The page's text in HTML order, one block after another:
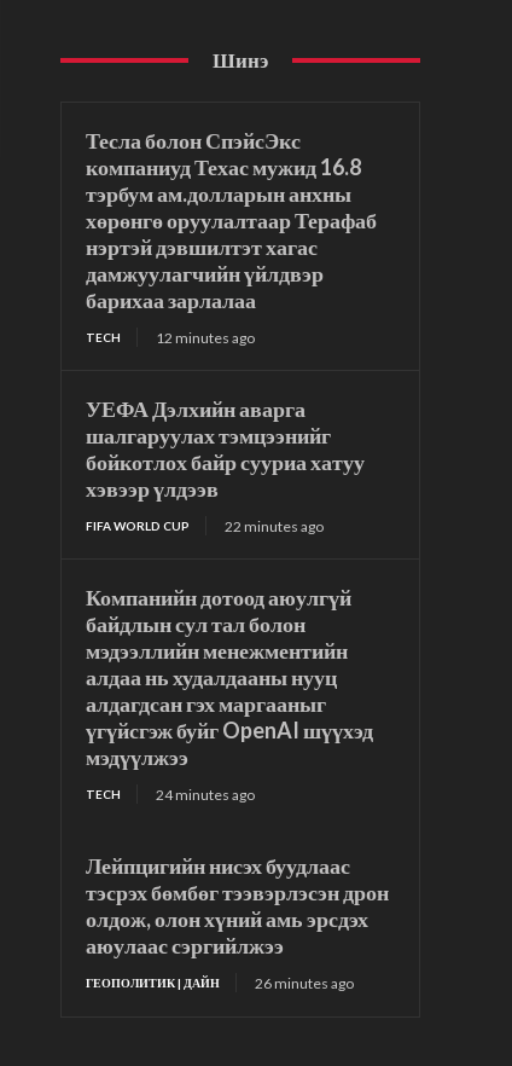
Шинэ
Тесла болон СпэйсЭкс
компаниуд Техас мужид 16.8
тэрбум ам.долларын анхны
хөрөнгө оруулалтаар Терафаб
нэртэй дэвшилтэт хагас
дамжуулагчийн үйлдвэр
барихаа зарлалаа
TECH 12 minutes ago
УЕФА Дэлхийн аварга
шалгаруулах тэмцээнийг
бойкотлох байр сууриа хатуу
хэвээр үлдээв
FIFA WORLD CUP 22 minutes ago
Компанийн дотоод аюулгүй
байдлын сул тал болон
мэдээллийн менежментийн
алдаа нь худалдааны нууц
алдагдсан гэх маргааныг
үгүйсгэж буйг OpenAI шүүхэд
мэдүүлжээ
TECH 24 minutes ago
Лейпцигийн нисэх буудлаас
тэсрэх бөмбөг тээвэрлэсэн дрон
олдож, олон хүний амь эрсдэх
аюулаас сэргийлжээ
ГЕОПОЛИТИК | ДАЙН 26 minutes ago